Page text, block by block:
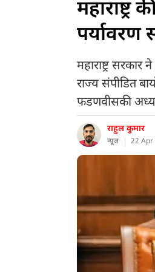
पर्यावरण
महाराष्ट्र
राज्य संपीडित
फडणवीसकी
राहुल कुमार
न्यूज 22 Apr